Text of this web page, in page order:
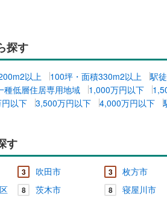
探す
以上 100坪・面積330m2以上
駅
種低層住居専用地域 1,000万円以下
以下 3,500万円以下 4,000万円以下
す
3 吹田市 3 枚方市
8 茨木市 8 寝屋川市